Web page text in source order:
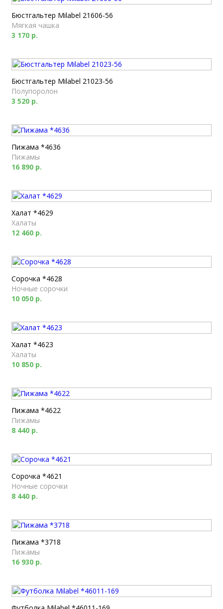
Бюстгальтер Milabel 21606-56
Мягкая чашка
3 170 р.
Бюстгальтер Milabel 21023-56
Полупоролон
3 520 р.
Пижама *4636
Пижамы
16 890 р.
Халат *4629
Халаты
12 460 р.
Сорочка *4628
Ночные сорочки
10 050 р.
Халат *4623
Халаты
10 850 р.
Пижама *4622
Пижамы
8 440 р.
Сорочка *4621
Ночные сорочки
8 440 р.
Пижама *3718
Пижамы
16 930 р.